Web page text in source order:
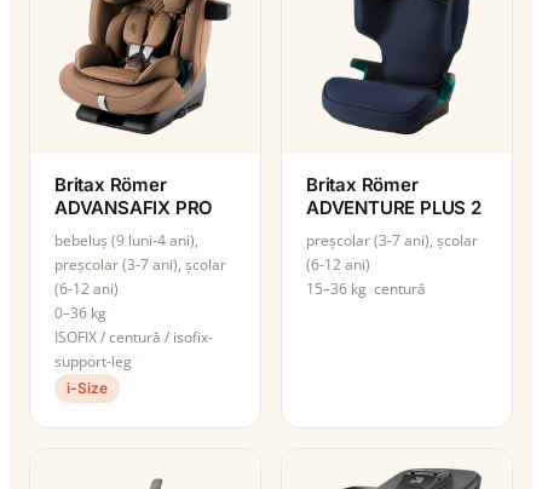
Britax Römer
ADVANSAFIX PRO
bebeluș (9 luni-4 ani),
preșcolar (3-7 ani), școlar
(6-12 ani)
0–36 kg
ISOFIX / centură / isofix-
support-leg
i-Size
Britax Römer
ADVENTURE PLUS 2
preșcolar (3-7 ani), școlar
(6-12 ani)
15–36 kg centură